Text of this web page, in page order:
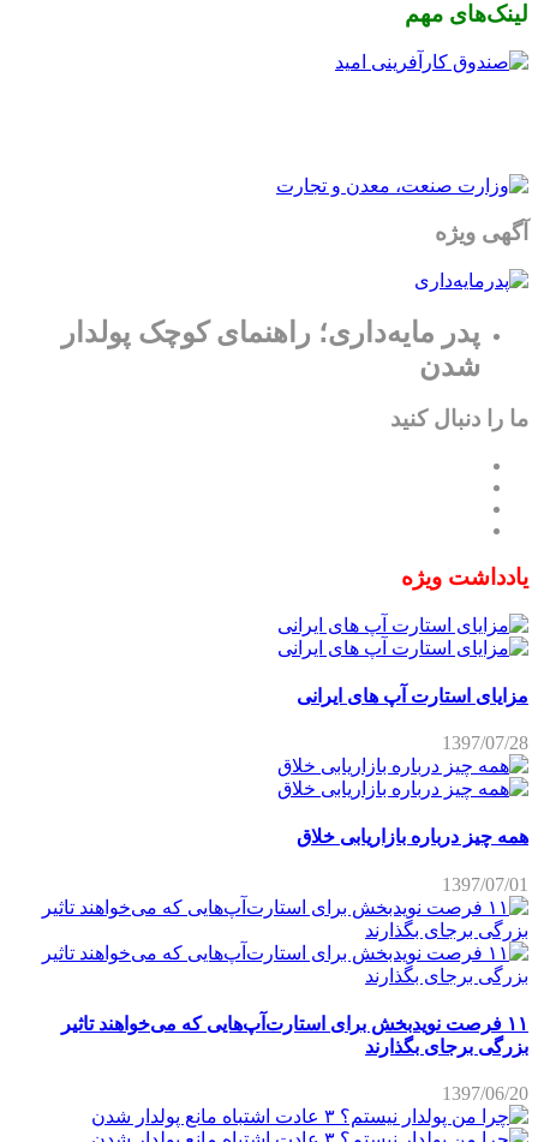
لینک‌های مهم
آگهی ویژه
پدر مایه‌داری؛ راهنمای کوچک پولدار
شدن
ما را دنبال کنید
یادداشت ویژه
مزایای استارت آپ های ایرانی
1397/07/28
همه چیز درباره بازاریابی خلاق
1397/07/01
۱۱ فرصت نویدبخش برای استارت‌آپ‌هایی که می‌خواهند تاثیر
بزرگی برجای بگذارند
1397/06/20